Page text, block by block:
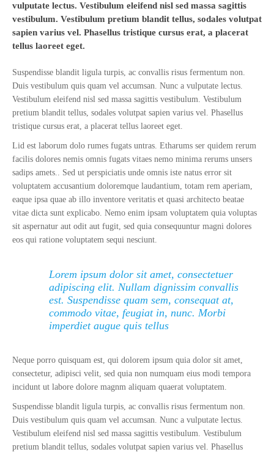
vulputate lectus. Vestibulum eleifend nisl sed massa sagittis
vestibulum. Vestibulum pretium blandit tellus, sodales volutpat
sapien varius vel. Phasellus tristique cursus erat, a placerat
tellus laoreet eget.
Suspendisse blandit ligula turpis, ac convallis risus fermentum non.
Duis vestibulum quis quam vel accumsan. Nunc a vulputate lectus.
Vestibulum eleifend nisl sed massa sagittis vestibulum. Vestibulum
pretium blandit tellus, sodales volutpat sapien varius vel. Phasellus
tristique cursus erat, a placerat tellus laoreet eget.
Lid est laborum dolo rumes fugats untras. Etharums ser quidem rerum
facilis dolores nemis omnis fugats vitaes nemo minima rerums unsers
sadips amets.. Sed ut perspiciatis unde omnis iste natus error sit
voluptatem accusantium doloremque laudantium, totam rem aperiam,
eaque ipsa quae ab illo inventore veritatis et quasi architecto beatae
vitae dicta sunt explicabo. Nemo enim ipsam voluptatem quia voluptas
sit aspernatur aut odit aut fugit, sed quia consequuntur magni dolores
eos qui ratione voluptatem sequi nesciunt.
Lorem ipsum dolor sit amet, consectetuer
adipiscing elit. Nullam dignissim convallis
est. Suspendisse quam sem, consequat at,
commodo vitae, feugiat in, nunc. Morbi
imperdiet augue quis tellus
Neque porro quisquam est, qui dolorem ipsum quia dolor sit amet,
consectetur, adipisci velit, sed quia non numquam eius modi tempora
incidunt ut labore dolore magnm aliquam quaerat voluptatem.
Suspendisse blandit ligula turpis, ac convallis risus fermentum non.
Duis vestibulum quis quam vel accumsan. Nunc a vulputate lectus.
Vestibulum eleifend nisl sed massa sagittis vestibulum. Vestibulum
pretium blandit tellus, sodales volutpat sapien varius vel. Phasellus